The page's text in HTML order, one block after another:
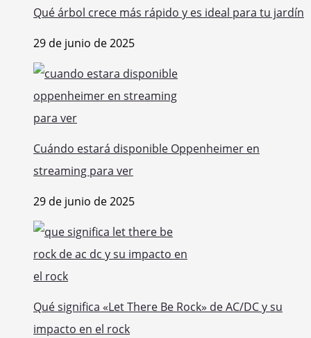
Qué árbol crece más rápido y es ideal para tu jardín
29 de junio de 2025
Cuándo estará disponible Oppenheimer en
streaming para ver
29 de junio de 2025
Qué significa «Let There Be Rock» de AC/DC y su
impacto en el rock